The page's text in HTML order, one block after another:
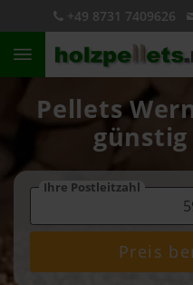
+49 8731 7409626
Pellets
Ihre Postleitzahl
Preis